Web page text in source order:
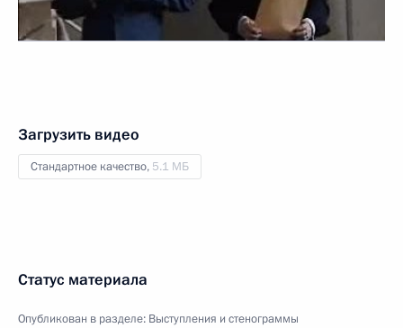
Загрузить видео
Стандартное качество, 5.1 МБ
Статус материала
Опубликован в разделе: Выступления и стенограммы